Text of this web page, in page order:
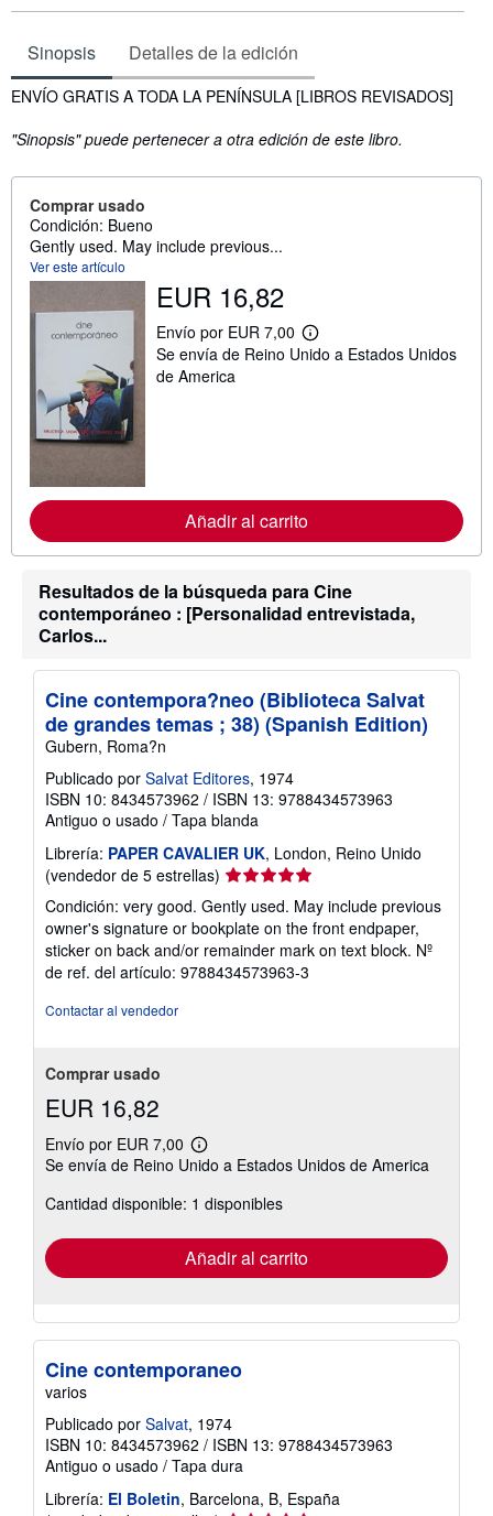
Sinopsis Detalles de la edición
Sinopsis
ENVÍO GRATIS A TODA LA PENÍNSULA [LIBROS REVISADOS]
"Sinopsis" puede pertenecer a otra edición de este libro.
Comprar usado
Condición: Bueno
Gently used. May include previous...
Ver este artículo
EUR 16,82
Envío por EUR 7,00
M
á
c
n
o
b
r
a
t
a
r
s
e
n
v
í
o
Se envía de Reino Unido a Estados Unidos
de America
Añadir al carrito
Resultados de la búsqueda para Cine
contemporáneo : [Personalidad entrevistada,
Carlos...
Cine contempora?neo (Biblioteca Salvat
de grandes temas ; 38) (Spanish Edition)
Gubern, Roma?n
Publicado por Salvat Editores, 1974
ISBN 10: 8434573962 / ISBN 13: 9788434573963
Antiguo o usado / Tapa blanda
Librería: PAPER CAVALIER UK, London, Reino Unido
(vendedor de 5 estrellas) Calificación
del
vendedor:
5
de
5
Condición: very good. Gently used. May include previous
owner's signature or bookplate on the front endpaper,
sticker on back and/or remainder mark on text block. Nº
de ref. del artículo: 9788434573963-3
Contactar al vendedor
Comprar usado
EUR 16,82
Envío por EUR 7,00
Más
información
las
tarifas
envío
Se envía de Reino Unido a Estados Unidos de America
Cantidad disponible: 1 disponibles
Añadir al carrito
Cine contemporaneo
varios
Publicado por Salvat, 1974
ISBN 10: 8434573962 / ISBN 13: 9788434573963
Antiguo o usado / Tapa dura
Librería: El Boletin, Barcelona, B, España